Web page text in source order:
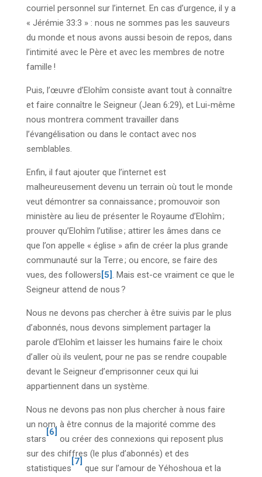
courriel personnel sur l’internet. En cas d’urgence, il y a
« Jérémie 33:3 » : nous ne sommes pas les sauveurs
du monde et nous avons aussi besoin de repos, dans
l’intimité avec le Père et avec les membres de notre
famille !
Puis, l’œuvre d’Elohîm consiste avant tout à connaître
et faire connaître le Seigneur (Jean 6:29), et Lui-même
nous montrera comment travailler dans
l’évangélisation ou dans le contact avec nos
semblables.
Enfin, il faut ajouter que l’internet est
malheureusement devenu un terrain où tout le monde
veut démontrer sa connaissance ; promouvoir son
ministère au lieu de présenter le Royaume d’Elohîm ;
prouver qu’Elohîm l’utilise ; attirer les âmes dans ce
que l’on appelle « église » afin de créer la plus grande
communauté sur la Terre ; ou encore, se faire des
vues, des followers [5] . Mais est-ce vraiment ce que le
Seigneur attend de nous ?
Nous ne devons pas chercher à être suivis par le plus
d’abonnés, nous devons simplement partager la
parole d’Elohîm et laisser les humains faire le choix
d’aller où ils veulent, pour ne pas se rendre coupable
devant le Seigneur d’emprisonner ceux qui lui
appartiennent dans un système.
Nous ne devons pas non plus chercher à nous faire
un nom, à être connus de la majorité comme des
stars
[6]
ou créer des connexions qui reposent plus
sur des chiffres (le plus d’abonnés) et des
statistiques
[7]
que sur l’amour de Yéhoshoua et la